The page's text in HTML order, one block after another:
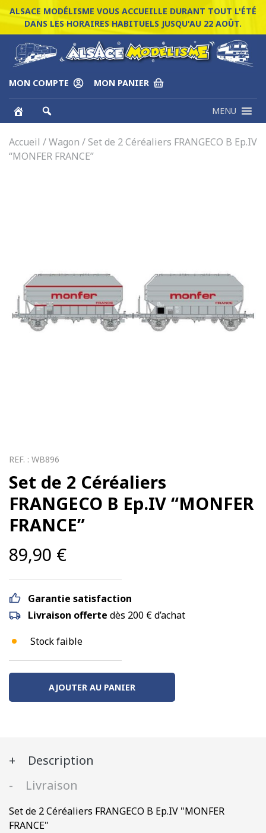
ALSACE MODÉLISME VOUS ACCUEILLE DURANT TOUT L'ÉTÉ
DANS LES HORAIRES HABITUELS JUSQU'AU 22 AOÛT.
MON COMPTE MON PANIER
MENU
Accueil /Wagon / Set de 2 Céréaliers FRANGECO B Ep.IV
“MONFER FRANCE”
REF. : WB896
Set de 2 Céréaliers
FRANGECO B Ep.IV “MONFER
FRANCE”
89,90 €
Garantie satisfaction
Livraison offerte dès 200 € d’achat
Stock faible
AJOUTER AU PANIER
Description
Livraison
Set de 2 Céréaliers FRANGECO B Ep.IV "MONFER
FRANCE"